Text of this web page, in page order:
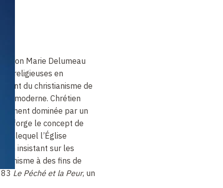
Léon Marie Delumeau
religieuses en
du christianisme de
moderne. Chrétien
dominée par un
Il forge le concept de
lequel l’Église
en insistant sur les
à des fins de
Le Péché et la Peur, un